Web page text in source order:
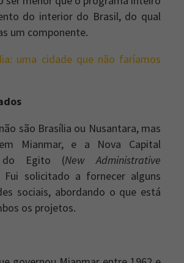
do interior do Brasil, do qual
um componente.
uma cidade que não faríamos
são Brasília ou Nusantara, mas
Mianmar, e a Nova Capital
do Egito (New Administrative
solicitado a fornecer alguns
sociais, abordando o que está
os projetos.